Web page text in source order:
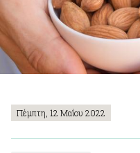
Πέμπτη, 12 Μαΐου 2022